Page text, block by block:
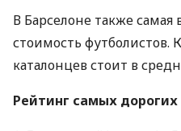
В Барселоне также самая
стоимость футболистов.
каталонцев стоит в
Рейтинг самых